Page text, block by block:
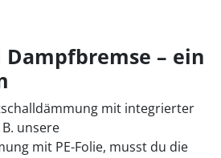
– ein
mit integrierter
unsere
mit PE-Folie, musst du die